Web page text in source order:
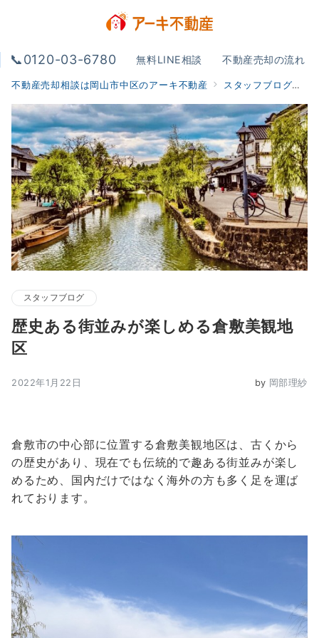
📞0120-03-6780 無料LINE相談 不動産売却の流れ
不動産売却相談は岡山市中区のアーキ不動産 スタッフブログ
スタッフブログ
歴史ある街並みが楽しめる倉敷美観地
区
2022年1月22日 by 岡部理紗
倉敷市の中心部に位置する倉敷美観地区は、古くから
の歴史があり、現在でも伝統的で趣ある街並みが楽し
めるため、国内だけではなく海外の方も多く足を運ば
れております。